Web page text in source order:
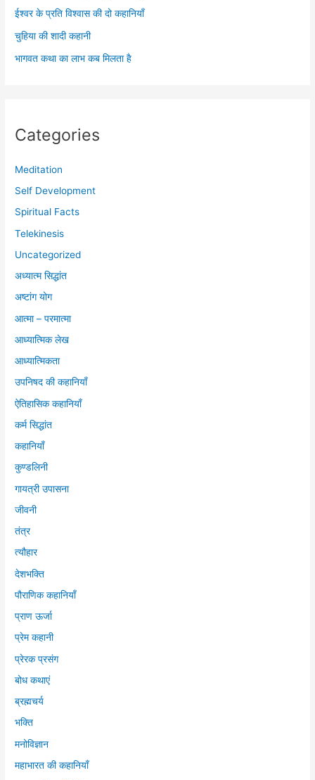
ईश्वर के प्रति विश्वास की दो कहानियाँ
चुहिया की शादी कहानी
भागवत कथा का लाभ कब मिलता है
Categories
Meditation
Self Development
Spiritual Facts
Telekinesis
Uncategorized
अध्यात्म सिद्धांत
अष्टांग योग
आत्मा – परमात्मा
आध्यात्मिक लेख
आध्यात्मिकता
उपनिषद की कहानियाँ
ऐतिहासिक कहानियाँ
कर्म सिद्धांत
कहानियाँ
कुण्डलिनी
गायत्री उपासना
जीवनी
तंत्र
त्यौहार
देशभक्ति
पौराणिक कहानियाँ
प्राण ऊर्जा
प्रेम कहानी
प्रेरक प्रसंग
बोध कथाएं
ब्रह्मचर्य
भक्ति
मनोविज्ञान
महाभारत की कहानियाँ